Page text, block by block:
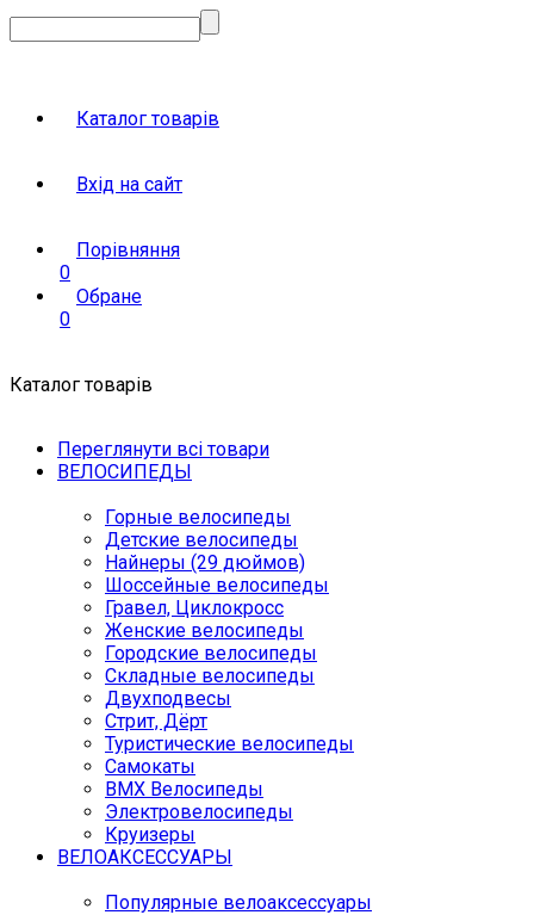
Каталог товарів
Вхід на сайт
Порівняння
0
Обране
0
Каталог товарів
Переглянути всі товари
ВЕЛОСИПЕДЫ
Горные велосипеды
Детские велосипеды
Найнеры (29 дюймов)
Шоссейные велосипеды
Гравел, Циклокросс
Женские велосипеды
Городcкие велосипеды
Складные велосипеды
Двухподвесы
Стрит, Дёрт
Туристические велосипеды
Самокаты
BMX Велосипеды
Электровелосипеды
Круизеры
ВЕЛОАКСЕССУАРЫ
Популярные велоаксессуары